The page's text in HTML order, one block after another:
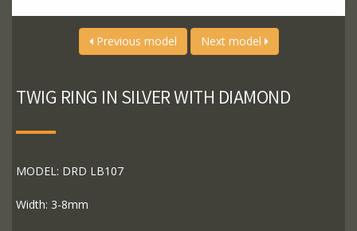
Previous model Next model
TWIG RING IN SILVER WITH DIAMOND
MODEL: DRD LB107
Width: 3-8mm